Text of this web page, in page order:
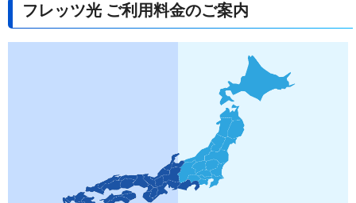
フレッツ光 ご利用料金のご案内